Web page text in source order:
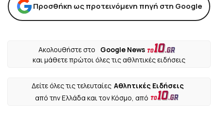
Προσθήκη ως προτεινόμενη πηγή στη Google
Ακολουθήστε στο
Google News
και μάθετε πρώτοι όλες τις αθλητικές ειδήσεις
Δείτε όλες τις τελευταίες Αθλητικές Ειδήσεις
από την Ελλάδα και τον Κόσμο, από